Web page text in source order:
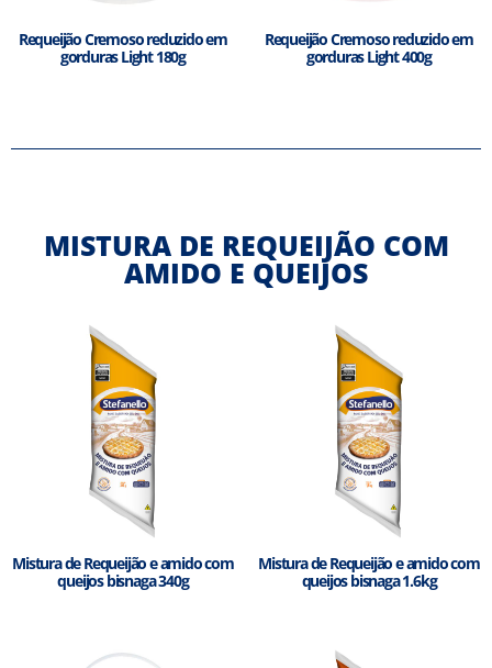
Requeijão Cremoso reduzido em
gorduras Light 180g
Requeijão Cremoso reduzido em
gorduras Light 400g
MISTURA DE REQUEIJÃO COM
AMIDO E QUEIJOS
Mistura de Requeijão e amido com
queijos bisnaga 340g
Mistura de Requeijão e amido com
queijos bisnaga 1.6kg